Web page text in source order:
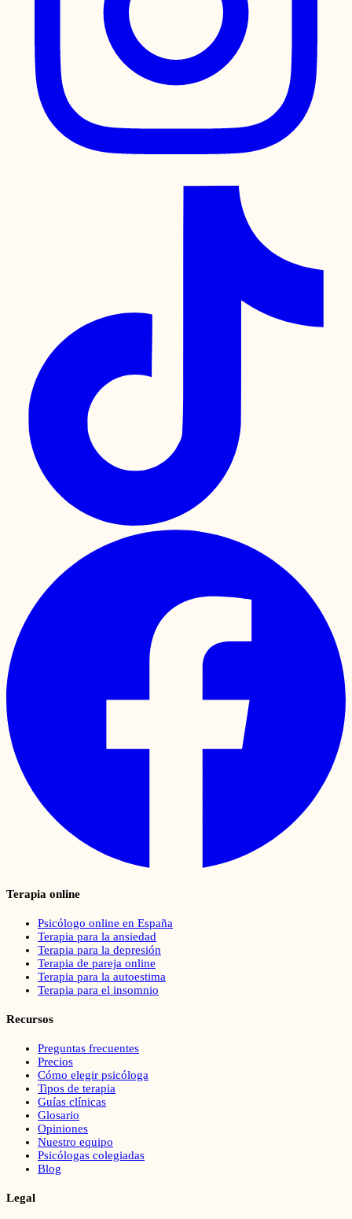
Terapia online
Psicólogo online en España
Terapia para la ansiedad
Terapia para la depresión
Terapia de pareja online
Terapia para la autoestima
Terapia para el insomnio
Recursos
Preguntas frecuentes
Precios
Cómo elegir psicóloga
Tipos de terapia
Guías clínicas
Glosario
Opiniones
Nuestro equipo
Psicólogas colegiadas
Blog
Legal